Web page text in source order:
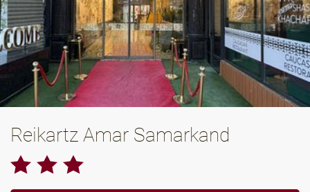
Reikartz Amar Samarkand